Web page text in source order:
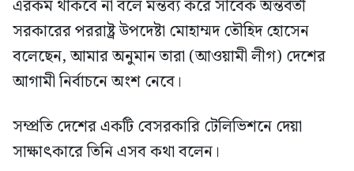
এরকম থাকবে না বলে মন্তব্য করে সাবেক অন্তর্বর্তী
সরকারের পররাষ্ট্র উপদেষ্টা মোহাম্মদ তৌহিদ হোসেন
বলেছেন, আমার অনুমান তারা (আওয়ামী লীগ) দেশের
আগামী নির্বাচনে অংশ নেবে।
সম্প্রতি দেশের একটি বেসরকারি টেলিভিশনে দেয়া
সাক্ষাৎকারে তিনি এসব কথা বলেন।